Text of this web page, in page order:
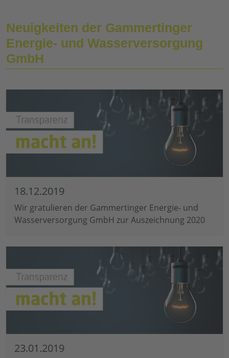
Neuigkeiten der Gammertinger
Energie- und Wasserversorgung
GmbH
18.12.2019
Wir gratulieren der Gammertinger Energie- und
Wasserversorgung GmbH zur Auszeichnung 2020
23.01.2019